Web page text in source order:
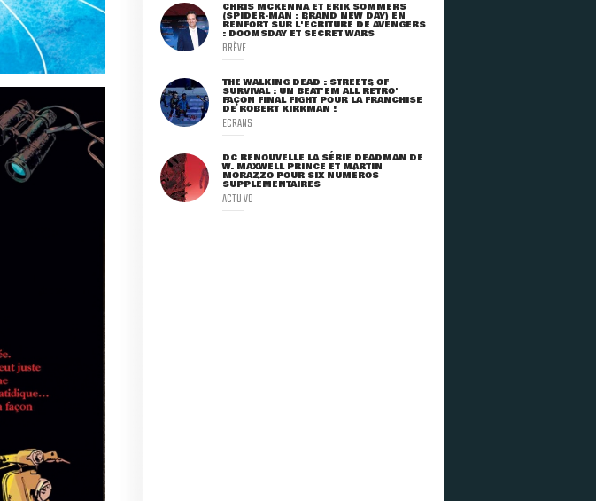
CHRIS MCKENNA ET ERIK SOMMERS
(SPIDER-MAN : BRAND NEW DAY) EN
RENFORT SUR L'ÉCRITURE DE AVENGERS
: DOOMSDAY ET SECRET WARS
BRÈVE
THE WALKING DEAD : STREETS OF
SURVIVAL : UN BEAT'EM ALL RÉTRO'
FAÇON FINAL FIGHT POUR LA FRANCHISE
DE ROBERT KIRKMAN !
ECRANS
DC RENOUVELLE LA SÉRIE DEADMAN DE
W. MAXWELL PRINCE ET MARTIN
MORAZZO POUR SIX NUMÉROS
SUPPLÉMENTAIRES
ACTU VO